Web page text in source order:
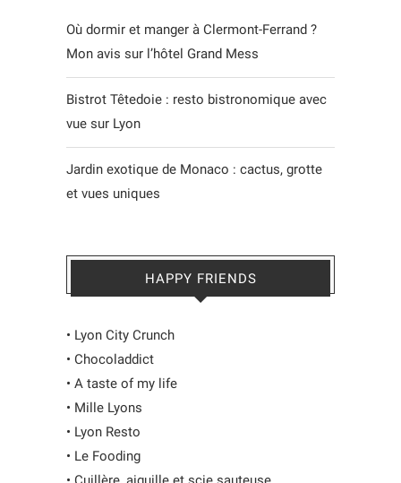
Où dormir et manger à Clermont-Ferrand ?
Mon avis sur l’hôtel Grand Mess
Bistrot Têtedoie : resto bistronomique avec
vue sur Lyon
Jardin exotique de Monaco : cactus, grotte
et vues uniques
HAPPY FRIENDS
• Lyon City Crunch
• Chocoladdict
• A taste of my life
• Mille Lyons
• Lyon Resto
• Le Fooding